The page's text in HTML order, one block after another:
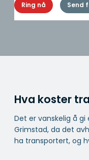
Ring nå Send
Hva koster
Det er vanskelig å
Grimstad, da det
ha transportert, og